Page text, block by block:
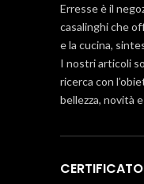
Erresse è il
casalinghi che
e la cucina,
I nostri articoli
ricerca con
bellezza, novità